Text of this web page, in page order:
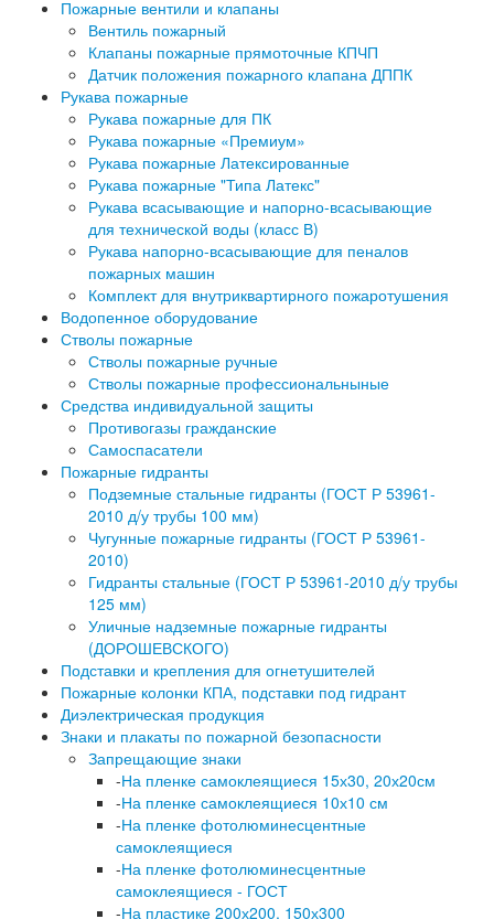
Пожарные вентили и клапаны
Вентиль пожарный
Клапаны пожарные прямоточные КПЧП
Датчик положения пожарного клапана ДППК
Рукава пожарные
Рукава пожарные для ПК
Рукава пожарные «Премиум»
Рукава пожарные Латексированные
Рукава пожарные "Типа Латекс"
Рукава всасывающие и напорно-всасывающие
для технической воды (класс В)
Рукава напорно-всасывающие для пеналов
пожарных машин
Комплект для внутриквартирного пожаротушения
Водопенное оборудование
Стволы пожарные
Стволы пожарные ручные
Стволы пожарные профессиональныные
Средства индивидуальной защиты
Противогазы гражданские
Самоспасатели
Пожарные гидранты
Подземные стальные гидранты (ГОСТ Р 53961-
2010 д/у трубы 100 мм)
Чугунные пожарные гидранты (ГОСТ Р 53961-
2010)
Гидранты стальные (ГОСТ Р 53961-2010 д/у трубы
125 мм)
Уличные надземные пожарные гидранты
(ДОРОШЕВСКОГО)
Подставки и крепления для огнетушителей
Пожарные колонки КПА, подставки под гидрант
Диэлектрическая продукция
Знаки и плакаты по пожарной безопасности
Запрещающие знаки
-На пленке самоклеящиеся 15х30, 20х20см
-На пленке самоклеящиеся 10х10 см
-На пленке фотолюминесцентные
самоклеящиеся
-На пленке фотолюминесцентные
самоклеящиеся - ГОСТ
-На пластике 200х200, 150х300